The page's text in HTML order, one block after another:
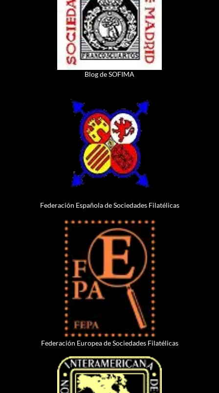
Blog de SOFIMA
Federación Española de Sociedades Filatélicas
Federación Europea de Sociedades Filatélicas